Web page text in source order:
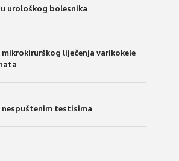
urološkog bolesnika
liječenja varikokele
testisima